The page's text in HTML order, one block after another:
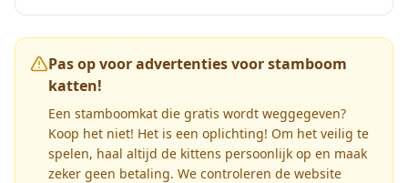
Pas op voor advertenties voor stamboom
katten!
Een stamboomkat die gratis wordt weggegeven?
Koop het niet! Het is een oplichting! Om het veilig te
spelen, haal altijd de kittens persoonlijk op en maak
zeker geen betaling. We controleren de website